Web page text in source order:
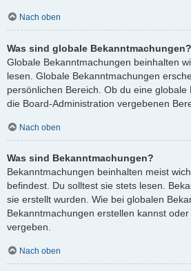
Nach oben
Was sind globale Bekanntmachungen?
Globale Bekanntmachungen beinhalten
lesen. Globale Bekanntmachungen
persönlichen Bereich. Ob du eine
die Board-Administration vergebenen
Nach oben
Was sind Bekanntmachungen?
Bekanntmachungen beinhalten meist
befindest. Du solltest sie stets lesen.
sie erstellt wurden. Wie bei globalen
Bekanntmachungen erstellen kannst
vergeben.
Nach oben